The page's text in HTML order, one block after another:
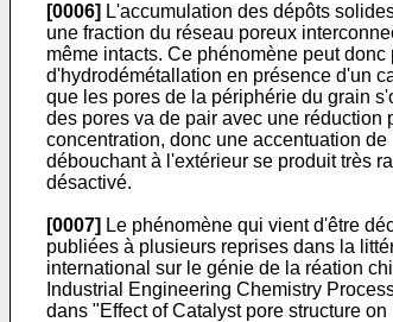
[0006] L'accumulation des dépôts
une fraction du réseau poreux
même intacts. Ce phénomène peut
d'hydrodémétallation en présence d'un
que les pores de la périphérie du grain
des pores va de pair avec une
concentration, donc une accentuation
débouchant à l'extérieur se produit très
désactivé.
[0007] Le phénomène qui vient d'être
publiées à plusieurs reprises dans la
international sur le génie de la réation
Industrial Engineering Chemistry
dans "Effect of Catalyst pore structure